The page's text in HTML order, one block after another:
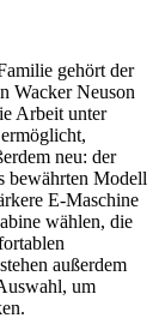
gehört der
Wacker Neuson
Arbeit unter
neu: der
bewährten Modell
E-Maschine
wählen, die
außerdem
um